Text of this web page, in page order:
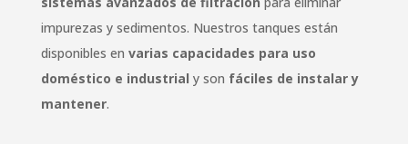
impurezas y sedimentos. Nuestros tanques están
disponibles en varias capacidades para uso
doméstico e industrial y son fáciles de instalar y
mantener.